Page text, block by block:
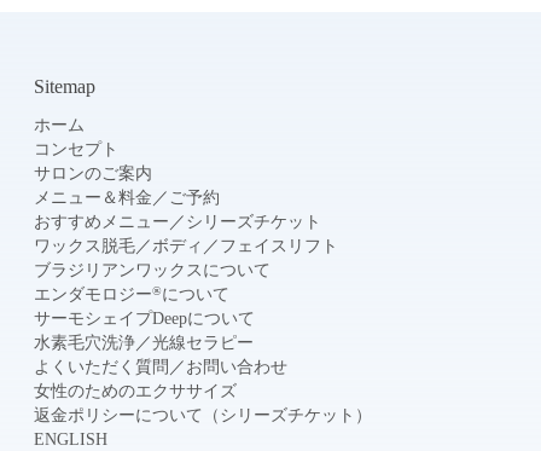
Sitemap
ホーム
コンセプト
サロンのご案内
メニュー＆料金 ／ ご予約
おすすめメニュー ／ シリーズチケット
ワックス脱毛／ボディ ／ フェイスリフト
ブラジリアンワックスについて
エンダモロジー®について
サーモシェイプDeepについて
水素毛穴洗浄／光線セラピー
よくいただく質問 ／ お問い合わせ
女性のためのエクササイズ
返金ポリシーについて（シリーズチケット）
ENGLISH